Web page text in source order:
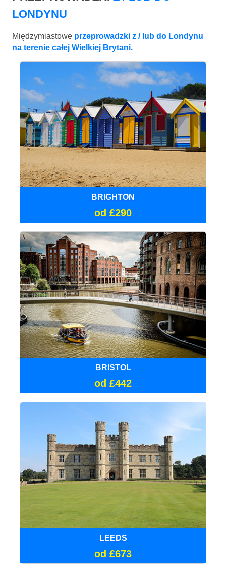
LONDYNU
Międzymiastowe przeprowadzki z / lub do Londynu
na terenie całej Wielkiej Brytani.
BRIGHTON
od £290
BRISTOL
od £442
LEEDS
od £673